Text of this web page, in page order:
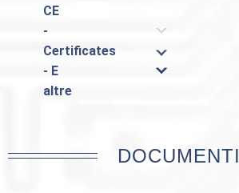
CE
-
Certificates
- E
altre
DOCUMENTI